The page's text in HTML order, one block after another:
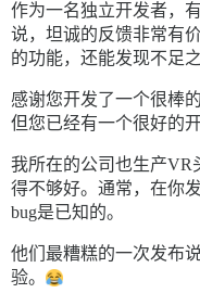
作为一名独立开发者，
说，坦诚的反馈非常有
的功能，还能发现不足之
感谢您开发了一个很棒
但您已经有一个很好的
我所在的公司也生产VR
得不够好。通常，在你
bug是已知的。
他们最糟糕的一次发布
验。